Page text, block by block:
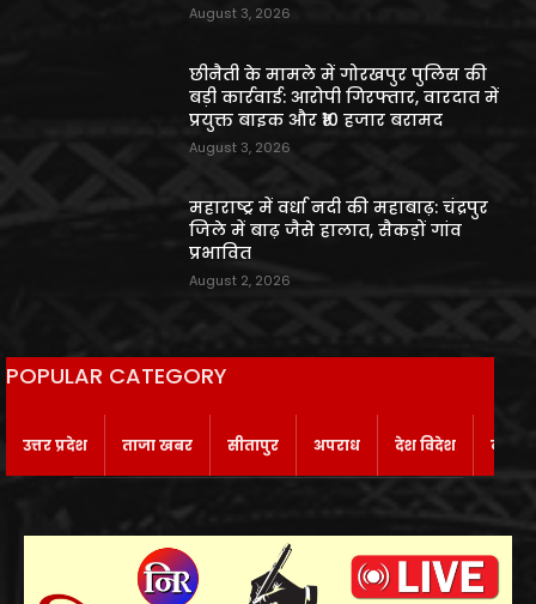
August 3, 2026
छीनैती के मामले में गोरखपुर पुलिस की
बड़ी कार्रवाई: आरोपी गिरफ्तार, वारदात में
प्रयुक्त बाइक और ₹10 हजार बरामद
August 3, 2026
महाराष्ट्र में वर्धा नदी की महाबाढ़: चंद्रपुर
जिले में बाढ़ जैसे हालात, सैकड़ों गांव
प्रभावित
August 2, 2026
POPULAR CATEGORY
उत्तर प्रदेश ताजा खबर सीतापुर अपराध देश विदेश